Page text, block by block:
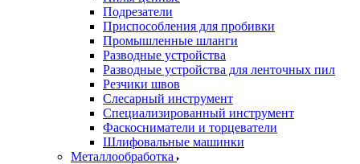
Подрезатели
Приспособления для пробивки
Промышленные шланги
Разводные устройства
Разводные устройства для ленточных пил
Резчики швов
Слесарный инструмент
Специализированный инструмент
Фаскосниматели и торцеватели
Шлифовальные машинки
Металлообработка